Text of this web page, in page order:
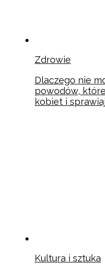
Zdrowie
Dlaczego nie
powodów,
kobiet i
Kultura i sztuka